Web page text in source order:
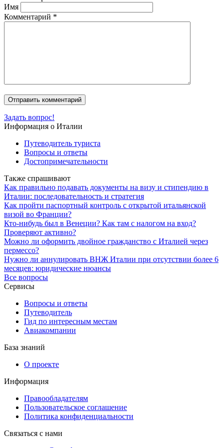
Имя
Комментарий *
Задать вопрос!
Информация о Италии
Путеводитель туриста
Вопросы и ответы
Достопримечательности
Также спрашивают
Как правильно подавать документы на визу и стипендию в
Италии: последовательность и стратегия
Как пройти паспортный контроль с открытой итальянской
визой во Франции?
Кто-нибудь был в Венеции? Как там с налогом на вход?
Проверяют активно?
Можно ли оформить двойное гражданство с Италией через
пермессо?
Нужно ли аннулировать ВНЖ Италии при отсутствии более 6
месяцев: юридические нюансы
Все вопросы
Сервисы
Вопросы и ответы
Путеводитель
Гид по интересным местам
Авиакомпании
База знаний
О проекте
Информация
Правообладателям
Пользовательское соглашение
Политика конфиденциальности
Связаться с нами